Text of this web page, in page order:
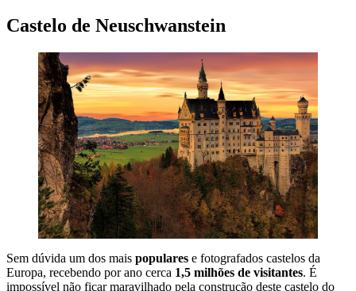
Castelo de Neuschwanstein
Sem dúvida um dos mais populares e fotografados castelos da
Europa, recebendo por ano cerca 1,5 milhões de visitantes. É
impossível não ficar maravilhado pela construção deste castelo do